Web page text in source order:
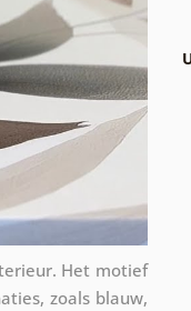
Het motief
zoals blauw,